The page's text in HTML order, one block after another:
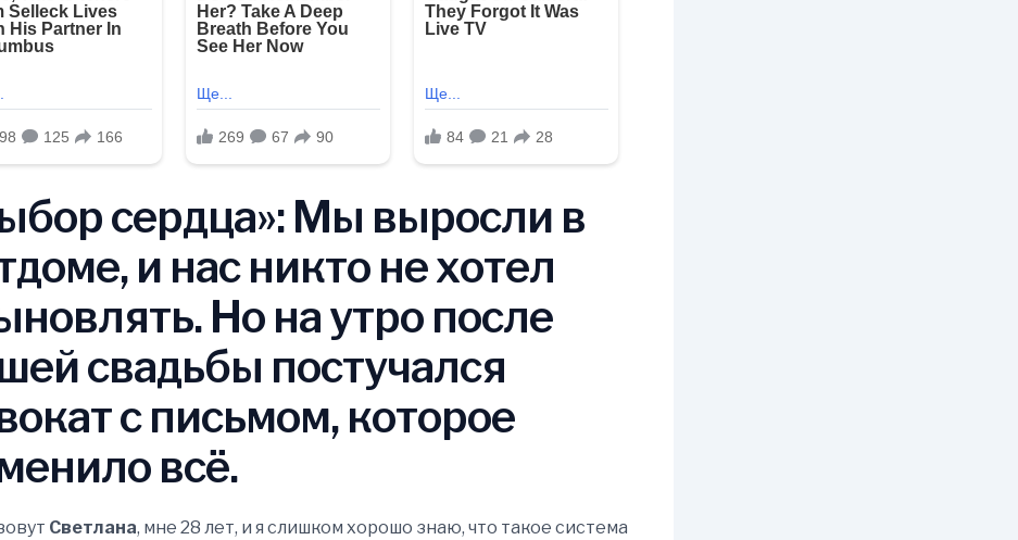
сердца»: Мы выросли в
и нас никто не хотел
Но на утро после
свадьбы постучался
с письмом, которое
всё.
Светлана, мне 28 лет, и я слишком хорошо знаю, что такое система